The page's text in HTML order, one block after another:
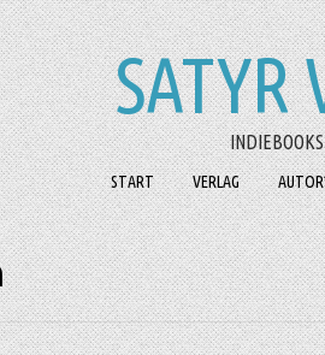
SATYR
START VERLAG